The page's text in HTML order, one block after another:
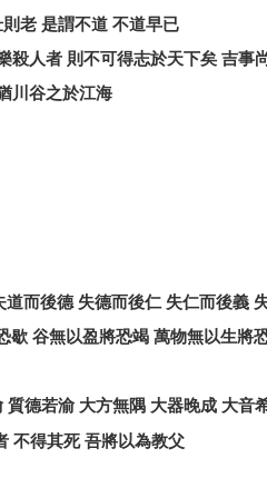
老 是謂不道 不道早已
殺人者 則不可得志於天下矣 吉事
川谷之於江海
道而後德 失德而後仁 失仁而後義
歇 谷無以盈將恐竭 萬物無以生將
質德若渝 大方無隅 大器晚成 大音
不得其死 吾將以為教父